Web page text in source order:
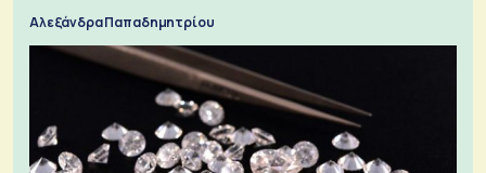
Αλεξάνδρα Παπαδημητρίου